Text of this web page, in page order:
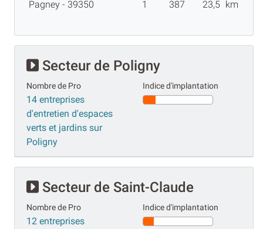
Pagney - 39350
1 387 23,5 km
Secteur de Poligny
Nombre de Pro
14 entreprises
d'entretien d'espaces
verts et jardins sur
Poligny
Indice d'implantation
Secteur de Saint-Claude
Nombre de Pro
12 entreprises
Indice d'implantation